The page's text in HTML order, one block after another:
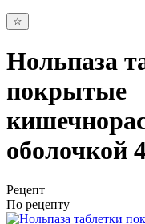
Нольпаза
покрытые
оболочкой
Рецепт
По рецепту